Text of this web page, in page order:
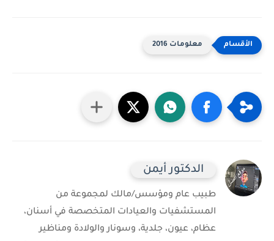
معلومات 2016
الدكتور أيمن
طبيب عام ومؤسس/مالك لمجموعة من
المستشفيات والعيادات المتخصصة في أسنان،
عظام، عيون، جلدية، وسونار والولادة ومناظير